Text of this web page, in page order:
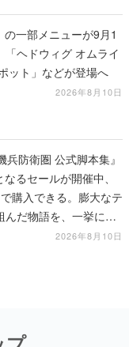
ット」などが登場へ
2026年8月10日
兵防衛圏 公式脚本集』
購入できる。膨大なテ
んだ物語を、一挙に再
2026年8月10日